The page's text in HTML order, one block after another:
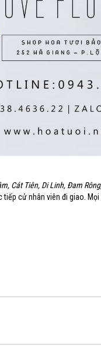
Cát Tiên, Di Linh, Đam
cử nhân viên đi giao.